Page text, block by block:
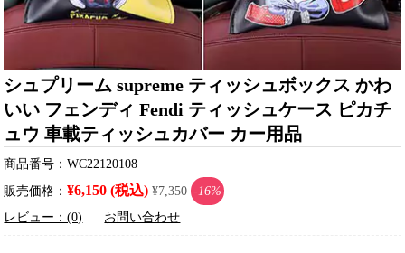
シュプリーム supreme ティッシュボックス かわ
いい フェンディ Fendi ティッシュケース ピカチ
ュウ 車載ティッシュカバー カー用品
商品番号：WC22120108
販売価格：¥6,150 (税込) ¥7,350 -16%
レビュー：(0)
お問い合わせ